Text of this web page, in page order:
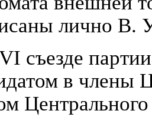
лично В.
съезде
в